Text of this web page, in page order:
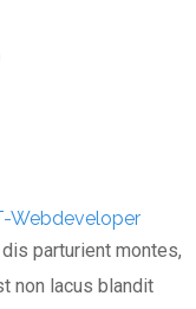
Webdeveloper
parturient montes,
non lacus blandit